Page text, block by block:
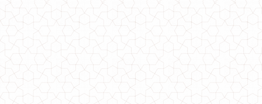
Трикотажна сукня футболка
680.00грн.